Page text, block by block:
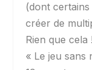
(dont
créer de
Rien que cela !
« Le jeu sans